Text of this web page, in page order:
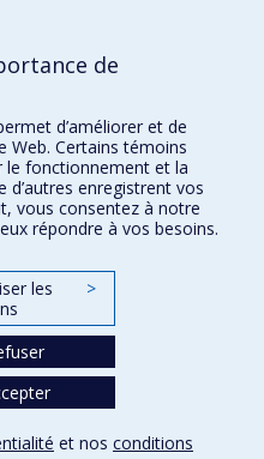
physique
de
d’améliorer et de
Web. Certains témoins
le fonctionnement et la
d’autres enregistrent vos
vous consentez à notre
répondre à vos besoins.
les
>
et nos conditions